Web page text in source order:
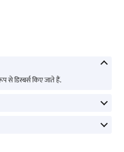
से डिस्बर्स किए जाते हैं.